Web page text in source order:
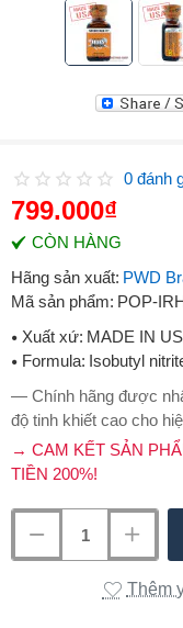
CÒN HÀNG
Hãng sản xuất: PWD
Mã sản phẩm: POP-
Xuất xứ: MADE IN
Formula: Isobutyl
0 đánh
799.000₫
Thêm
— Chính hãng được
độ tinh khiết cao cho
→ CAM KẾT SẢN
TIỀN 200%!